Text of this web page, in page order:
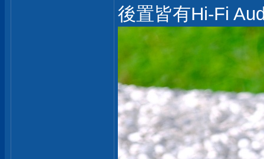
後置皆有Hi-Fi